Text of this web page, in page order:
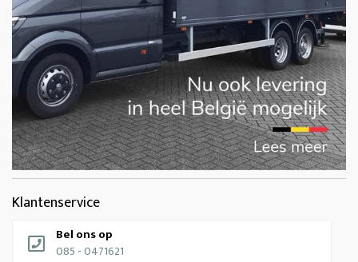
Klantenservice
Bel ons op
085 - 0471621